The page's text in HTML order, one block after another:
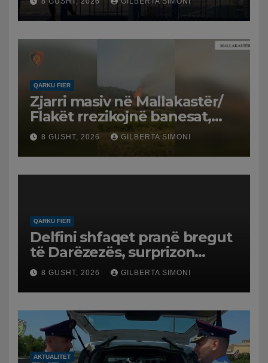
QARKU FIER
Zjarri masiv në Mallakastër/
Flakët rrezikojnë banesat,
Policia evakuon disa familje
në Koilac
8 GUSHT, 2026 GILBERTA SIMONI
QARKU FIER
Delfini shfaqet pranë bregut
të Darëzezës, surprizon
pushuesit dhe banorët
8 GUSHT, 2026 GILBERTA SIMONI
AKTUALITET